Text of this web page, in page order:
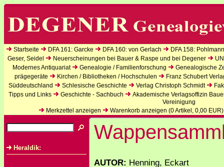
Startseite DFA 161: Garcke DFA 160: von Gerlach
DFA 158:
Geser, Seidel
Neuerscheinungen bei Bauer & Raspe und bei Degener
Modernes Antiquariat
Genealogie / Familienforschung
Genealogische
prägegeräte
Kirchen / Bibliotheken / Hochschulen
Franz Schubert
Süddeutschland
Schlesische Geschichte Verlag Christoph Schmidt
Tipps und Links
Geschichte - Sachbuch
Akademische Verlagsoffizin
Vereinigung
Merkzettel anzeigen
Warenkorb anzeigen (0Artikel, 0,00 EUR)
Heraldik:
AUTOR: Henning, Eckart